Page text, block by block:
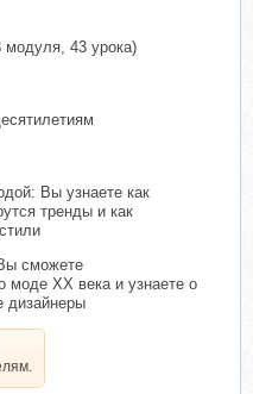
модуля, 43 урока)
Вы узнаете как
тренды и как
сможете
моде ХХ века и узнаете о
дизайнеры